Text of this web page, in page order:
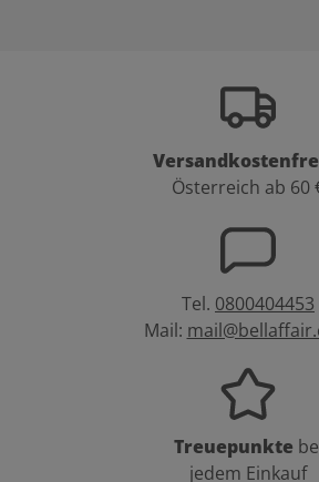
Österreich ab 60
Tel. 0800404453
Mail:
Treuepunkte
jedem Einkauf